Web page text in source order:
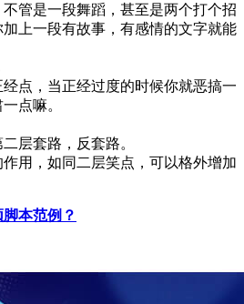
管是一段舞蹈，甚至是两个打个招
上一段有故事，有感情的文字就能
点，当正经过度的时候你就恶搞一
点嘛。
层套路，反套路。
用，如同二层笑点，可以格外增加
本范例？